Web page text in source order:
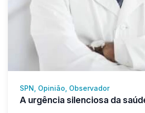
SPN, Opinião, Observador
A urgência silenciosa da